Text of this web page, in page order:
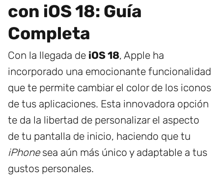
con iOS 18: Guía
Completa
Con la llegada de iOS 18, Apple ha
incorporado una emocionante funcionalidad
que te permite cambiar el color de los iconos
de tus aplicaciones. Esta innovadora opción
te da la libertad de personalizar el aspecto
de tu pantalla de inicio, haciendo que tu
iPhonesea aún más único y adaptable a tus
gustos personales.